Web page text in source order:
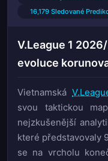
16,179 Sledované
V.League 1
evoluce
Vietnamská
svou taktickou
nejzkušenější
které představovaly
se na vrcholu